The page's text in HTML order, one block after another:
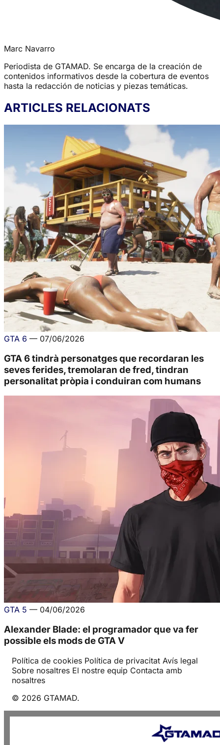
Marc Navarro
Periodista de GTAMAD. Se encarga de la creación de
contenidos informativos desde la cobertura de eventos
hasta la redacción de noticias y piezas temáticas.
ARTICLES RELACIONATS
GTA 6 — 07/06/2026
GTA 6 tindrà personatges que recordaran les
seves ferides, tremolaran de fred, tindran
personalitat pròpia i conduiran com humans
GTA 5 — 04/06/2026
Alexander Blade: el programador que va fer
possible els mods de GTA V
Política de cookies Política de privacitat Avís legal
Sobre nosaltres El nostre equip Contacta amb
nosaltres
© 2026 GTAMAD.